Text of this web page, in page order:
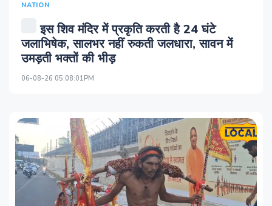
NATION
इस शिव मंदिर में प्रकृति करती है 24 घंटे
जलाभिषेक, सालभर नहीं रुकती जलधारा, सावन में
उमड़ती भक्तों की भीड़
06-08-26 05:08:01PM